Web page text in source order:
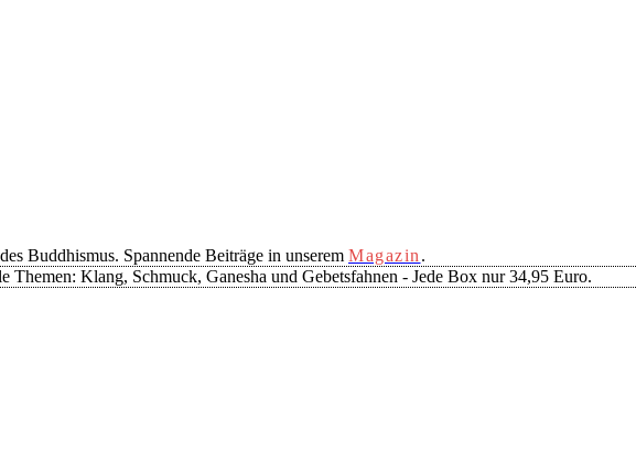
Buddhismus. Spannende Beiträge in unserem Magazin .
Themen: Klang, Schmuck, Ganesha und Gebetsfahnen - Jede Box nur 34,95 Euro.